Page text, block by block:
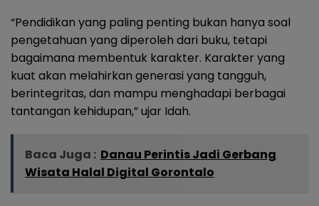
“Pendidikan yang paling penting bukan hanya soal
pengetahuan yang diperoleh dari buku, tetapi
bagaimana membentuk karakter. Karakter yang
kuat akan melahirkan generasi yang tangguh,
berintegritas, dan mampu menghadapi berbagai
tantangan kehidupan,” ujar Idah.
Baca Juga : Danau Perintis Jadi Gerbang
Wisata Halal Digital Gorontalo